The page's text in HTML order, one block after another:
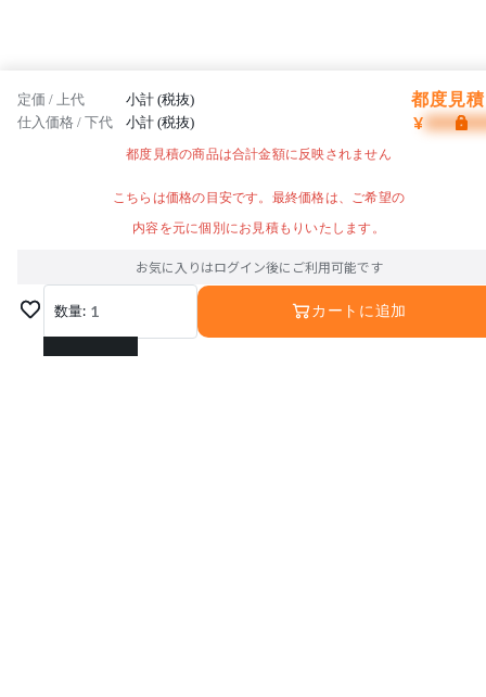
定価 / 上代 小計 (税抜) 都度見
仕入価格 / 下代 小計 (税抜) ¥
都度見積の商品は合計金額に反映されません
こちらは価格の目安です。最終価格は、ご希望の
内容を元に個別にお見積もりいたします。
お気に入りはログイン後にご利用可能です
数量: 1
1
カートに追加